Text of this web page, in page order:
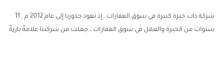
شركة ذات خبرة كبيرة في سوق العقارات , إذ تعود جذورنا إلى عام 2012 م , 11
سنوات من الخبرة والعمل في سوق العقارات ، جعلت من شركتنا علامةً بارزةً